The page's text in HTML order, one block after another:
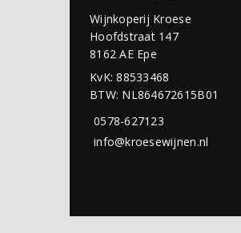
Wijnkoperij Kroese
Hoofdstraat 147
8162 AE Epe
KvK: 88533468
BTW: NL864672615B01
0578-627123
info@kroesewijnen.nl